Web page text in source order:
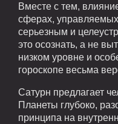
Вместе с тем,
сферах,
серьезным и
это осознать, а не
низком уровне и
гороскопе весьма
Сатурн предлагает
Планеты глубоко,
принципа на